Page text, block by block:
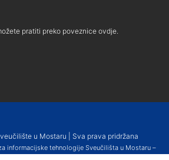
pratiti preko poveznice ovdje.
u Mostaru | Sva prava pridržana
informacijske tehnologije Sveučilišta u Mostaru –